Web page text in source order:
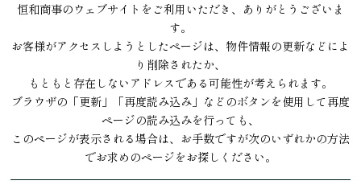
恒和商事のウェブサイトをご利用いただき、ありがとうございま
す。
お客様がアクセスしようとしたページは、物件情報の更新などによ
り削除されたか、
もともと存在しないアドレスである可能性が考えられます。
ブラウザの「更新」「再度読み込み」などのボタンを使用して再度
ページの読み込みを行っても、
このページが表示される場合は、お手数ですが次のいずれかの方法
でお求めのページをお探しください。